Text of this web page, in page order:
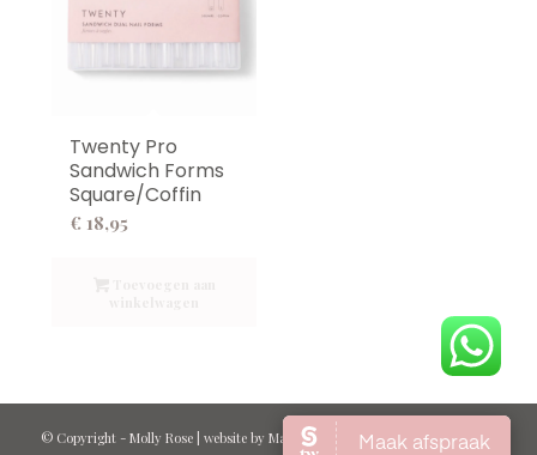
Twenty Pro
Sandwich Forms
Square/Coffin
€ 18,95
© Copyright - Molly Rose| website by Marcel Kraan